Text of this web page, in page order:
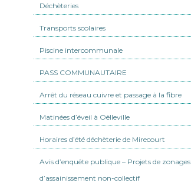
Déchèteries
Transports scolaires
Piscine intercommunale
PASS COMMUNAUTAIRE
Arrêt du réseau cuivre et passage à la fibre
Matinées d’éveil à Oëlleville
Horaires d’été déchèterie de Mirecourt
Avis d’enquête publique – Projets de zonages
d’assainissement non-collectif